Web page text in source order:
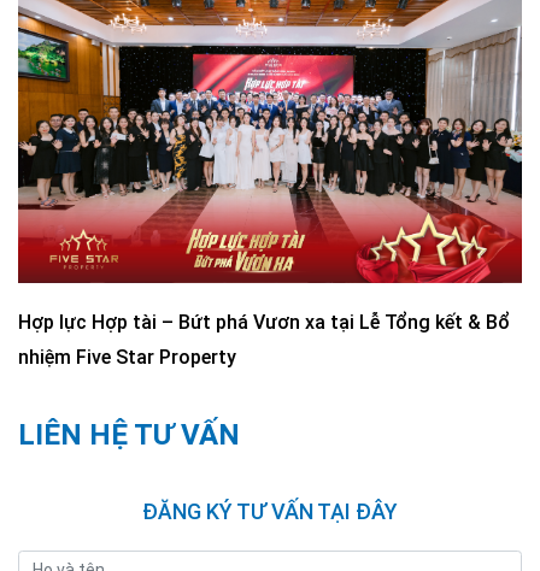
Hợp lực Hợp tài – Bứt phá Vươn xa tại Lễ Tổng kết & Bổ
nhiệm Five Star Property
LIÊN HỆ TƯ VẤN
ĐĂNG KÝ TƯ VẤN TẠI ĐÂY